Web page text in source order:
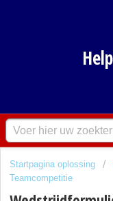
Startpagina oplossing
Teamcompetitie